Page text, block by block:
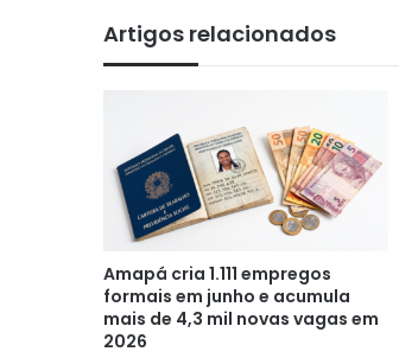
Artigos relacionados
Amapá cria 1.111 empregos
formais em junho e acumula
mais de 4,3 mil novas vagas em
2026